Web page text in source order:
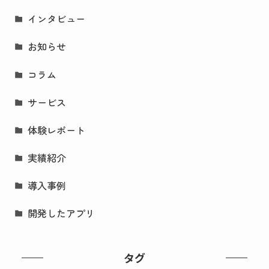
インタビュー
お知らせ
コラム
サービス
体験レポート
実績紹介
導入事例
開発したアプリ
タグ